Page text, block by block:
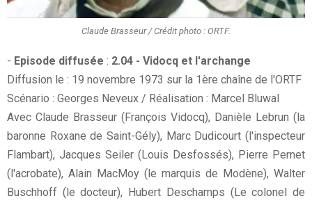
Claude Brasseur / Crédit photo : ORTF.
- Episode diffusée : 2.04 - Vidocq et l'archange
Diffusion le : 19 novembre 1973 sur la 1ère chaîne de l'ORTF
Scénario : Georges Neveux / Réalisation : Marcel Bluwal
Avec Claude Brasseur (François Vidocq), Danièle Lebrun (la
baronne Roxane de Saint-Gély), Marc Dudicourt (l'inspecteur
Flambart), Jacques Seiler (Louis Desfossés), Pierre Pernet
(l'acrobate), Alain MacMoy (le marquis de Modène), Walter
Buschhoff (le docteur), Hubert Deschamps (Le colonel de